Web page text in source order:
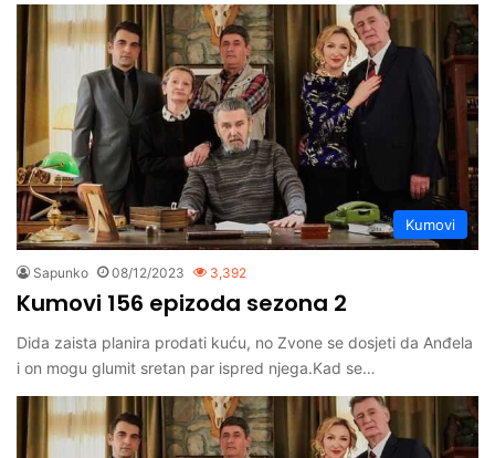
Kumovi
Sapunko 08/12/2023 3,392
Kumovi 156 epizoda sezona 2
Dida zaista planira prodati kuću, no Zvone se dosjeti da Anđela
i on mogu glumit sretan par ispred njega.Kad se…